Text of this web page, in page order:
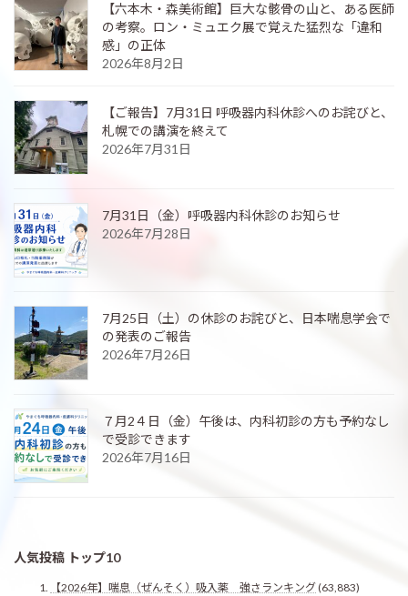
【六本木・森美術館】巨大な骸骨の山と、ある医師
の考察。ロン・ミュエク展で覚えた猛烈な「違和
感」の正体
2026年8月2日
【ご報告】7月31日 呼吸器内科休診へのお詫びと、
札幌での講演を終えて
2026年7月31日
7月31日（金）呼吸器内科休診のお知らせ
2026年7月28日
7月25日（土）の休診のお詫びと、日本喘息学会で
の発表のご報告
2026年7月26日
７月2４日（金）午後は、内科初診の方も予約なし
で受診できます
2026年7月16日
人気投稿 トップ10
【2026年】喘息（ぜんそく）吸入薬 強さランキング(63,883)